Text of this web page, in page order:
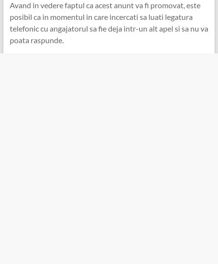
Avand in vedere faptul ca acest anunt va fi promovat, este
posibil ca in momentul in care incercati sa luati legatura
telefonic cu angajatorul sa fie deja intr-un alt apel si sa nu va
poata raspunde.